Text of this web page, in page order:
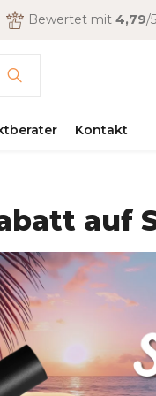
Bewertet mit 4,79/
Kontakt
auf